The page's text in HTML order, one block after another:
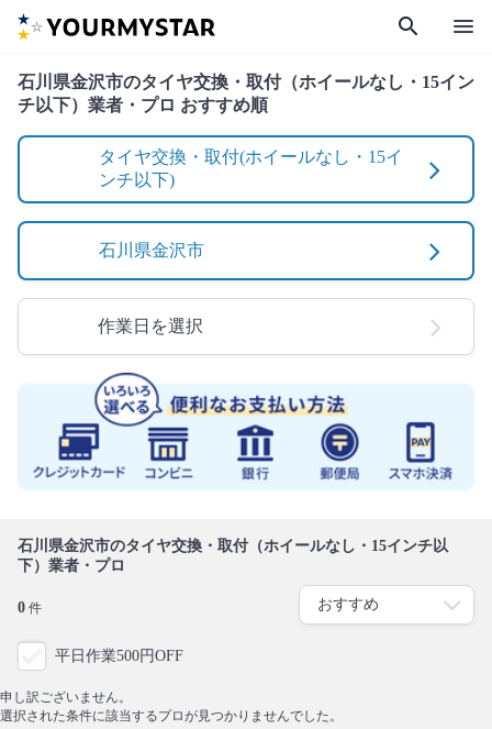
search menu
石川県金沢市のタイヤ交換・取付（ホイールなし・15イン
チ以下）業者・プロ おすすめ順
タイヤ交換・取付(ホイールなし・15イ
ンチ以下)
石川県金沢市
作業日を選択
石川県金沢市のタイヤ交換・取付（ホイールなし・15インチ以
下）業者・プロ
0 件
平日作業500円OFF
申し訳ございません。
選択された条件に該当するプロが見つかりませんでした。